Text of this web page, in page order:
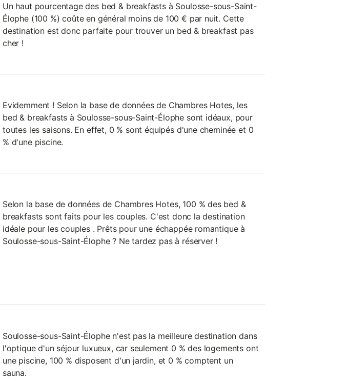
Un haut pourcentage des bed & breakfasts à Soulosse-sous-Saint-
Élophe (100 %) coûte en général moins de 100 € par nuit. Cette
destination est donc parfaite pour trouver un bed & breakfast pas
cher !
Evidemment ! Selon la base de données de Chambres Hotes, les
bed & breakfasts à Soulosse-sous-Saint-Élophe sont idéaux, pour
toutes les saisons. En effet, 0 % sont équipés d'une cheminée et 0
% d'une piscine.
Selon la base de données de Chambres Hotes, 100 % des bed &
breakfasts sont faits pour les couples. C'est donc la destination
idéale pour les couples . Prêts pour une échappée romantique à
Soulosse-sous-Saint-Élophe ? Ne tardez pas à réserver !
Soulosse-sous-Saint-Élophe n'est pas la meilleure destination dans
l'optique d'un séjour luxueux, car seulement 0 % des logements ont
une piscine, 100 % disposent d'un jardin, et 0 % comptent un
sauna.